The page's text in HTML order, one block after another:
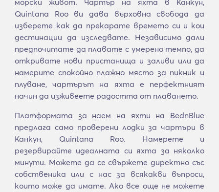
морски живот. Чартър на яхта в Канкун,
Quintana Roo ви дава върховна свобода да
изберете как да прекарате времето си и кои
дестинации да изследвате. Независимо дали
предпочитате да плавате с умерено темпо, да
откривате нови пристанища и заливи или да
намерите спокойно плажно място за пикник и
плуване, чартърът на яхта е перфектният
начин да изживеете радостта от плаването.
Платформата за наем на яхти на BednBlue
предлага само проверени лодки за чартъри в
Канкун, Quintana Roo. Намерете и
резервирайте идеалната си яхта за няколко
минути. Можете да се свържете директно със
собственика или с нас за всякакви въпроси,
които може да имате. Ако все още не можете